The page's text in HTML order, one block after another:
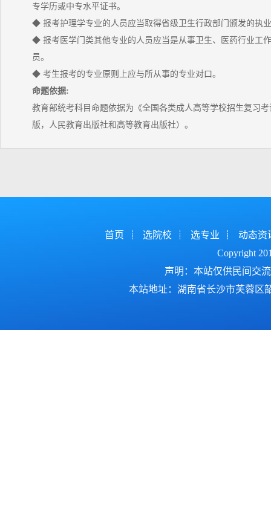
专学历或中专水平证书。
◆ 报考护理学专业的人员应当取得省级卫生行政部门颁发的执
◆ 报考医学门类其他专业的人员应当是从事卫生、医药行业工
员。
◆ 考生报考的专业原则上应与所从事的专业对口。
命题依据:
教育部统考科目命题依据为《全国各类成人高等学校招生复习考
版，人民教育出版社和高等教育出版社）。
首页 选院校 选专业
动态资
Copyright
声明：本站仅供民间交
本站地址：湖南省长沙市芙蓉区